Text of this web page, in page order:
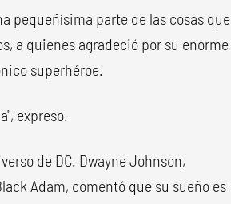
pequeñísima parte de las cosas que
a quienes agradeció por su enorme
superhéroe.
expreso.
de DC. Dwayne Johnson,
Adam, comentó que su sueño es